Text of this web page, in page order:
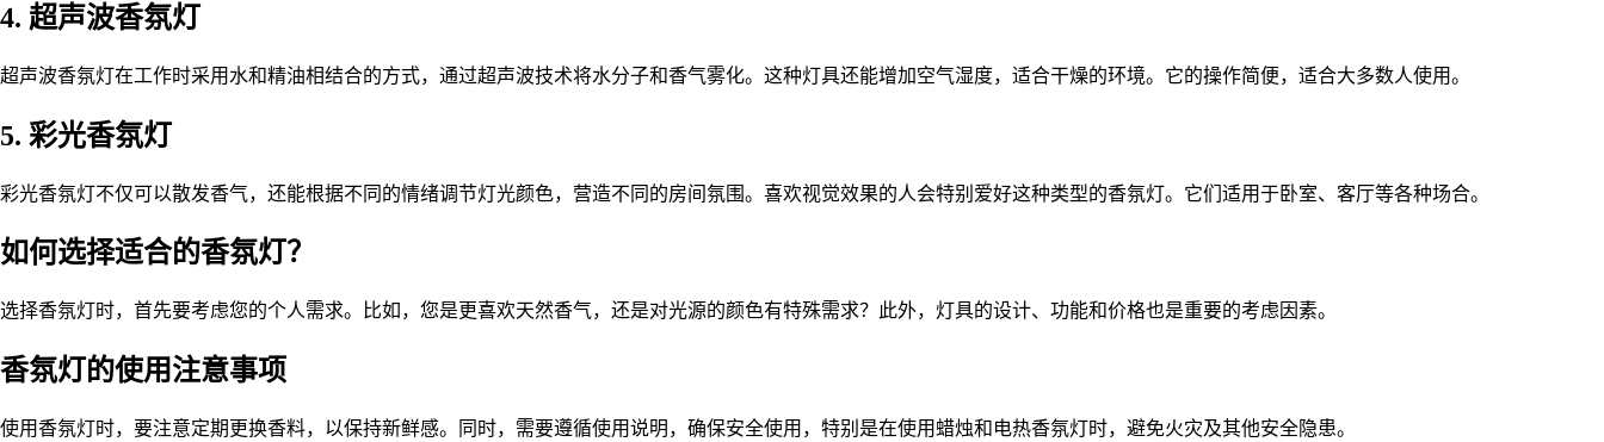
4. 超声波香氛灯
超声波香氛灯在工作时采用水和精油相结合的方式，通过超声波技术将水分子和香气雾化。这种灯具还能增加空气湿度，适合干燥的环境。它的操作简便，适合大多数人使用。
5. 彩光香氛灯
彩光香氛灯不仅可以散发香气，还能根据不同的情绪调节灯光颜色，营造不同的房间氛围。喜欢视觉效果的人会特别爱好这种类型的香氛灯。它们适用于卧室、客厅等各种场合。
如何选择适合的香氛灯？
选择香氛灯时，首先要考虑您的个人需求。比如，您是更喜欢天然香气，还是对光源的颜色有特殊需求？此外，灯具的设计、功能和价格也是重要的考虑因素。
香氛灯的使用注意事项
使用香氛灯时，要注意定期更换香料，以保持新鲜感。同时，需要遵循使用说明，确保安全使用，特别是在使用蜡烛和电热香氛灯时，避免火灾及其他安全隐患。